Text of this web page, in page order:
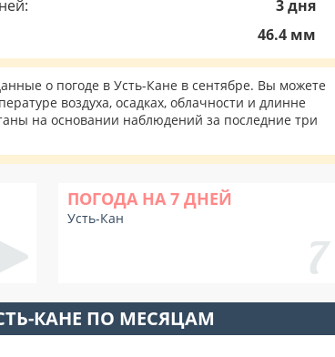
3 дня
46.4 мм
о погоде в Усть-Кане в сентябре. Вы можете
воздуха, осадках, облачности и длинне
на основании наблюдений за последние три
ПОГОДА НА 7 ДНЕЙ
Усть-Кан
КАНЕ ПО МЕСЯЦАМ